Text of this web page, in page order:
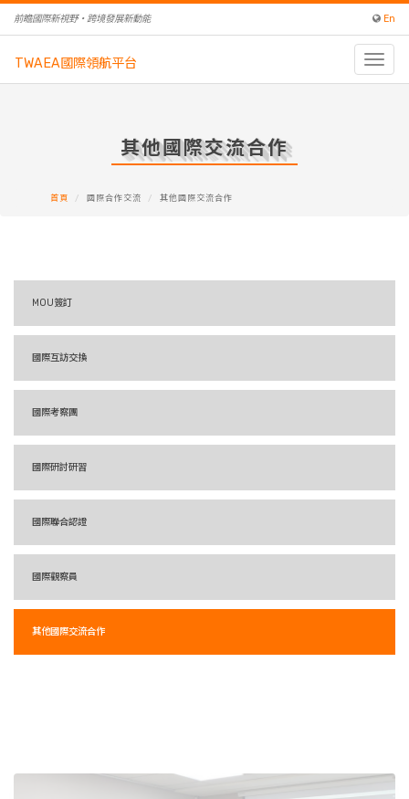
前瞻國際新視野‧跨境發展新動能 En
Toggle
TWAEA國際領航平台
其他國際交流合作
首頁 國際合作交流 其他國際交流合作
MOU簽訂
國際互訪交換
國際考察團
國際研討研習
國際聯合認證
國際觀察員
其他國際交流合作